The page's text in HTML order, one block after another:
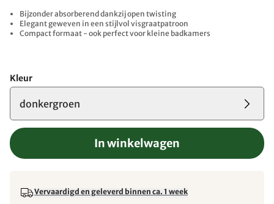
Bijzonder absorberend dankzij open twisting
Elegant geweven in een stijlvol visgraatpatroon
Compact formaat - ook perfect voor kleine badkamers
Kleur
donkergroen
In winkelwagen
Vervaardigd en geleverd binnen ca. 1 week